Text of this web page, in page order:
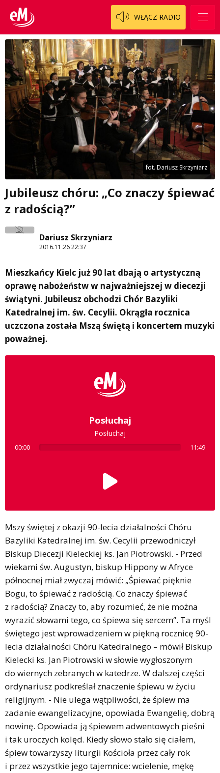
WŁĄCZ RADIO
fot. Dariusz Skrzyniarz
Jubileusz chóru: „Co znaczy śpiewać
z radością?”
Dariusz Skrzyniarz
2016.11.26 22:37
Mieszkańcy Kielc już 90 lat dbają o artystyczną
oprawę nabożeństw w najważniejszej w diecezji
świątyni. Jubileusz obchodzi Chór Bazyliki
Katedralnej im. św. Cecylii. Okrągła rocznica
uczczona została Mszą świętą i koncertem muzyki
poważnej.
Posłuchaj
Posłuchaj
00:00 11:49
Mszy świętej z okazji 90-lecia działalności Chóru
Bazyliki Katedralnej im. św. Cecylii przewodniczył
Biskup Diecezji Kieleckiej ks. Jan Piotrowski. - Przed
wiekami św. Augustyn, biskup Hippony w Afryce
północnej miał zwyczaj mówić: „Śpiewać pięknie
Bogu, to śpiewać z radością. Co znaczy śpiewać
z radością? Znaczy to, aby rozumieć, że nie można
wyrazić słowami tego, co śpiewa się sercem”. Ta myśl
świętego jest wprowadzeniem w piękną rocznicę 90-
lecia działalności Chóru Katedralnego – mówił Biskup
Kielecki ks. Jan Piotrowski w słowie wygłoszonym
do wiernych zebranych w katedrze. W dalszej części
ordynariusz podkreślał znaczenie śpiewu w życiu
religijnym. - Nie ulega wątpliwości, że śpiew ma
zadanie ewangelizacyjne, opowiada Ewangelię, dobrą
nowinę. Opowiada ją śpiewem adwentowych pieśni
i tak uroczych kolęd. Kiedy słowo stało się ciałem,
śpiew towarzyszy liturgii Kościoła przez cały rok
i przez wszystkie jego tajemnice: wcielenie, mękę